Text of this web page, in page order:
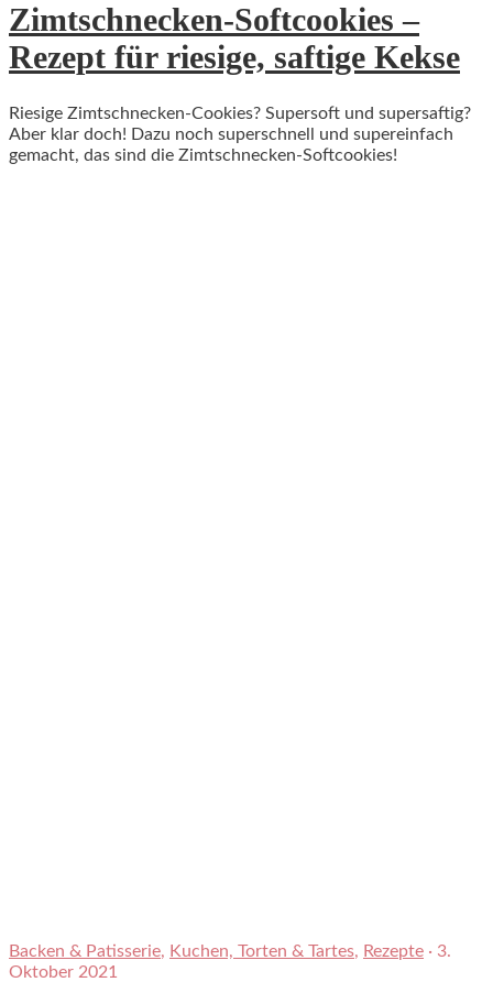
Zimtschnecken-Softcookies –
Rezept für riesige, saftige Kekse
Riesige Zimtschnecken-Cookies? Supersoft und supersaftig?
Aber klar doch! Dazu noch superschnell und supereinfach
gemacht, das sind die Zimtschnecken-Softcookies!
Backen & Patisserie, Kuchen, Torten & Tartes, Rezepte · 3.
Oktober 2021